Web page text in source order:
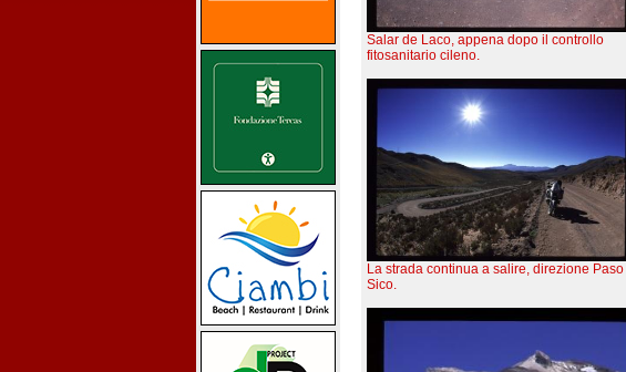
Salar de Laco, appena dopo il controllo
fitosanitario cileno.
La strada continua a salire, direzione Paso
Sico.